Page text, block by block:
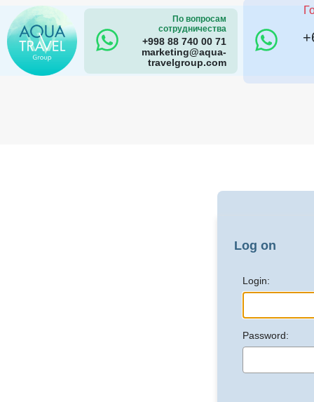
По вопросам
сотрудничества
+998 88 740 00 71
marketing@aqua-
travelgroup.com
Log on
Login:
Password: